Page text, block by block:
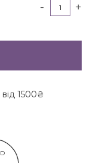
- +
від 1500₴